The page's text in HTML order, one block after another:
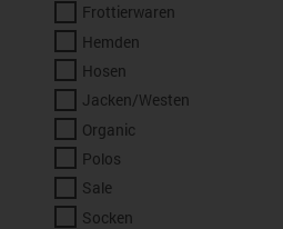
Frottierwaren
Hemden
Hosen
Jacken/Westen
Organic
Polos
Sale
Socken